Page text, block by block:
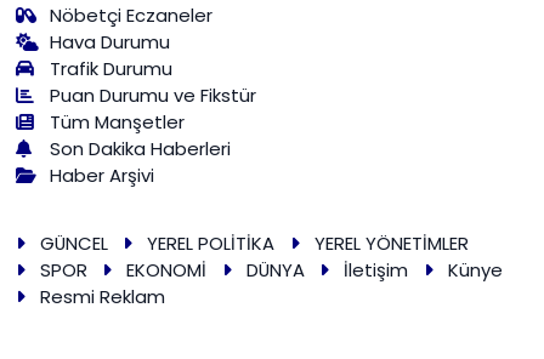
Nöbetçi Eczaneler
Hava Durumu
Trafik Durumu
Puan Durumu ve Fikstür
Tüm Manşetler
Son Dakika Haberleri
Haber Arşivi
GÜNCEL YEREL POLİTİKA
YEREL YÖNETİMLER
SPOR
EKONOMİ DÜNYA İletişim
Künye
Resmi Reklam